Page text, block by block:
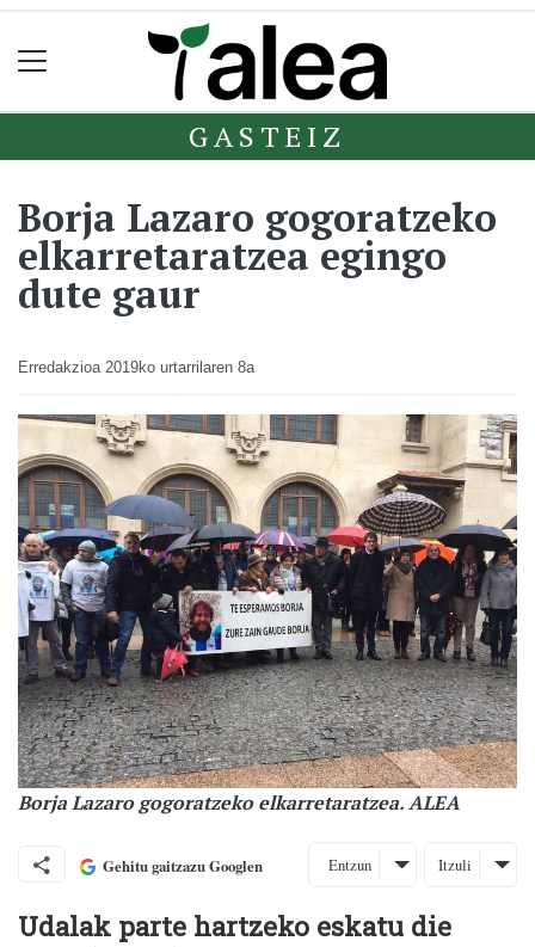
GASTEIZ
Borja Lazaro gogoratzeko
elkarretaratzea egingo
dute gaur
Erredakzioa 2019ko urtarrilaren 8a
Borja Lazaro gogoratzeko elkarretaratzea. ALEA
Gehitu gaitzazu Googlen Entzun Itzuli
Udalak parte hartzeko eskatu die